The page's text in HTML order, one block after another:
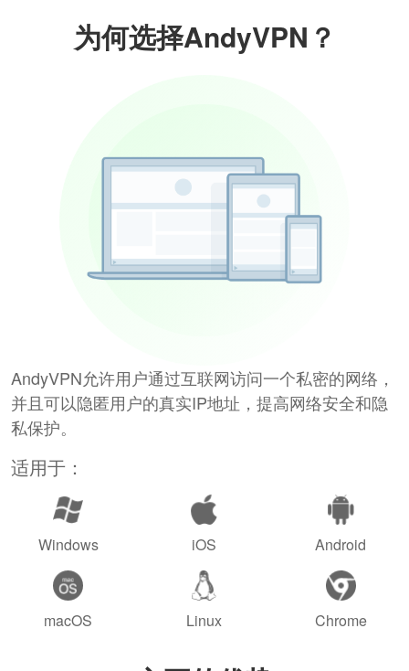
为何选择AndyVPN？
AndyVPN允许用户通过互联网访问一个私密的网络，
并且可以隐匿用户的真实IP地址，提高网络安全和隐
私保护。
适用于：
Windows iOS Android
macOS Linux Chrome